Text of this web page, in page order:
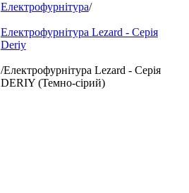
Електрофурнітура/
Електрофурнітура Lezard - Серія
Deriy
/Електрофурнітура Lezard - Серія
DERIY (Темно-сірий)